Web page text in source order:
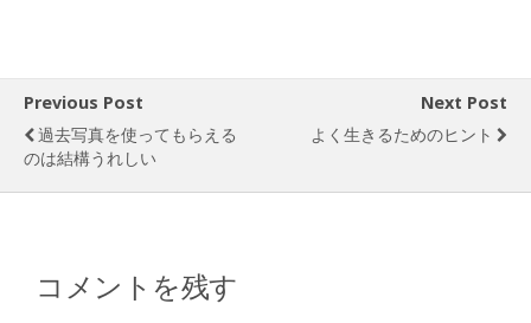
Previous Post
過去写真を使ってもらえる
のは結構うれしい
Next Post
よく生きるためのヒント
コメントを残す